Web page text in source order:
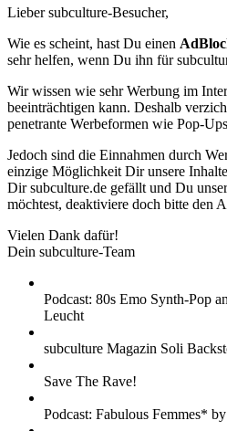
Lieber subculture-Besucher,
Wie es scheint, hast Du einen
sehr helfen, wenn Du ihn für
Wir wissen wie sehr Werbung im
beeinträchtigen kann. Deshalb
penetrante Werbeformen wie Pop-
Jedoch sind die Einnahmen durch
einzige Möglichkeit Dir unsere
Dir subculture.de gefällt und Du
möchtest, deaktiviere doch bitte den
Vielen Dank dafür!
Dein subculture-Team
Podcast: 80s Emo Synth-Pop
Leucht
subculture Magazin Soli
Save The Rave!
Podcast: Fabulous Femmes*